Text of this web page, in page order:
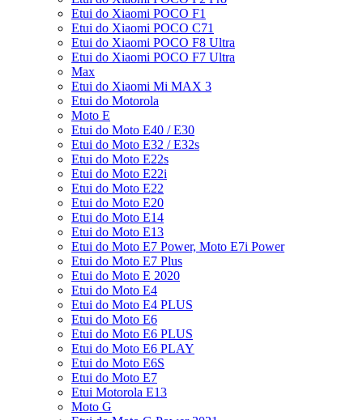
Etui do Xiaomi POCO F1
Etui do Xiaomi POCO C71
Etui do Xiaomi POCO F8 Ultra
Etui do Xiaomi POCO F7 Ultra
Max
Etui do Xiaomi Mi MAX 3
Etui do Motorola
Moto E
Etui do Moto E40 / E30
Etui do Moto E32 / E32s
Etui do Moto E22s
Etui do Moto E22i
Etui do Moto E22
Etui do Moto E20
Etui do Moto E14
Etui do Moto E13
Etui do Moto E7 Power, Moto E7i Power
Etui do Moto E7 Plus
Etui do Moto E 2020
Etui do Moto E4
Etui do Moto E4 PLUS
Etui do Moto E6
Etui do Moto E6 PLUS
Etui do Moto E6 PLAY
Etui do Moto E6S
Etui do Moto E7
Etui Motorola E13
Moto G